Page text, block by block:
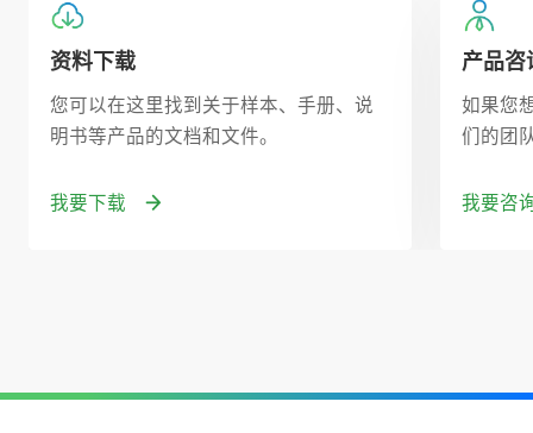
资料下载
您可以在这里找到关于样本、手册、说
明书等产品的文档和文件。
我要下载
产品咨
如果您
们的团
我要咨